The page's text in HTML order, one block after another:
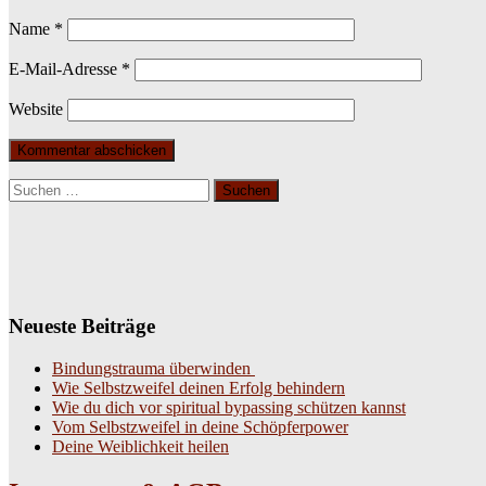
Name *
E-Mail-Adresse *
Website
Suchen
nach:
Neueste Beiträge
Bindungstrauma überwinden
Wie Selbstzweifel deinen Erfolg behindern
Wie du dich vor spiritual bypassing schützen kannst
Vom Selbstzweifel in deine Schöpferpower
Deine Weiblichkeit heilen